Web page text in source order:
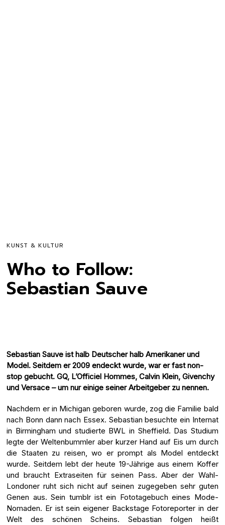
KUNST & KULTUR
Who to Follow:
Sebastian Sauve
Sebastian Sauve ist halb Deutscher halb Amerikaner und
Model. Seitdem er 2009 endeckt wurde, war er fast non-
stop gebucht. GQ, L’Officiel Hommes, Calvin Klein, Givenchy
und Versace – um nur einige seiner Arbeitgeber zu nennen.
Nachdem er in Michigan geboren wurde, zog die Familie bald
nach Bonn dann nach Essex. Sebastian besuchte ein Internat
in Birmingham und studierte BWL in Sheffield. Das Studium
legte der Weltenbummler aber kurzer Hand auf Eis um durch
die Staaten zu reisen, wo er prompt als Model entdeckt
wurde. Seitdem lebt der heute 19-Jährige aus einem Koffer
und braucht Extraseiten für seinen Pass. Aber der Wahl-
Londoner ruht sich nicht auf seinen zugegeben sehr guten
Genen aus. Sein tumblr ist ein Fototagebuch eines Mode-
Nomaden. Er ist sein eigener Backstage Fotoreporter in der
Welt des schönen Scheins. Sebastian folgen heißt